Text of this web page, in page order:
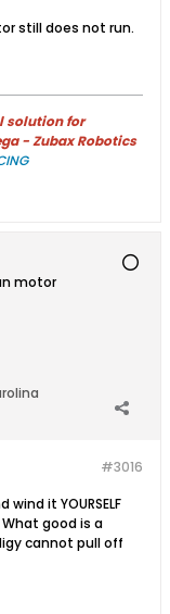
still does not run.
solution for
- Zubax Robotics
motor
#3016
it YOURSELF
good is a
cannot pull off